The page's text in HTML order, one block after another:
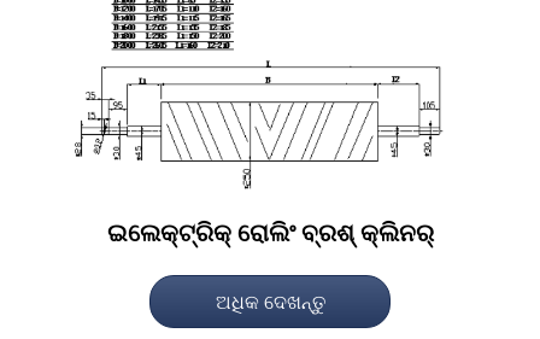
ଇଲେକ୍ଟ୍ରିକ୍ ରୋଲିଂ ବ୍ରଶ୍ କ୍ଲିନର୍
ଅଧିକ ଦେଖନ୍ତୁ